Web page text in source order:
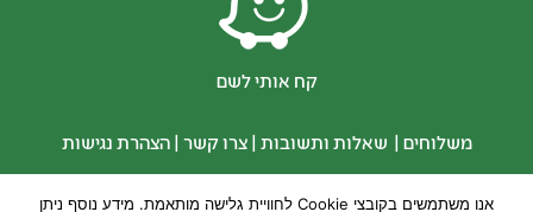
קח אותי לשם
משלוחים | שאלות ותשובות |צרו קשר |הצהרת נגישות
אנו משתמשים בקובצי Cookie לחוויית גלישה מותאמת. מידע נוסף ניתן